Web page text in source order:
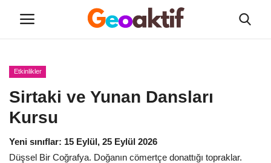
Yeni Sınıflar
Tüm Kurslar
Etkinlikler
Sirtaki ve Yunan Dansları
Kursu
Yeni sınıflar: 15 Eylül, 25 Eylül 2026
Düşsel Bir Coğrafya. Doğanın cömertçe donattığı topraklar.